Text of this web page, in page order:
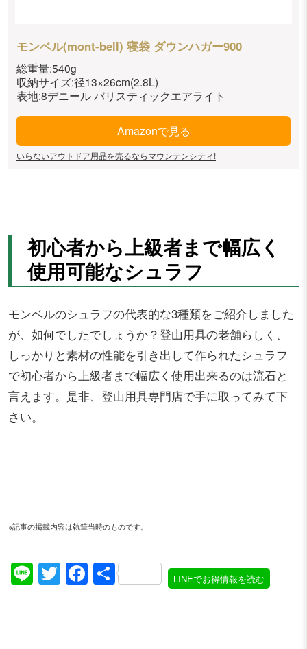
モンベル(mont-bell) 寝袋 ダウンハガー900
総重量:540g
収納サイズ:径13×26cm(2.8L)
表地:8デニール バリスティックエアライト
Amazonで見る
いらないアウトドア用品を売るならマウンテンシティ!
初心者から上級者まで幅広く
使用可能なシュラフ
モンベルのシュラフの代表的な3種類をご紹介しました
が、如何でしたでしょうか？登山用具の老舗らしく、
しっかりと素材の性能を引き出して作られたシュラフ
で初心者から上級者まで幅広く使用出来るのは流石と
言えます。是非、登山用具専門店で手に取ってみて下
さい。
※記事の掲載内容は執筆当時のものです。
LineTwitter
Facebook
共 LINEでお得情報を読む